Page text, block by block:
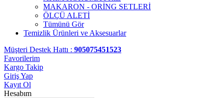
MAKARON - ORİNG SETLERİ
ÖLÇÜ ALETİ
Tümünü Gör
Temizlik Ürünleri ve Aksesuarlar
Müşteri Destek Hattı : 905075451523
Favorilerim
Kargo Takip
Giriş Yap
Kayıt Ol
Hesabım